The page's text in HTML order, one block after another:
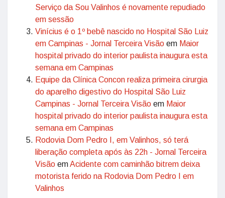
Serviço da Sou Valinhos é novamente repudiado
em sessão
Vinícius é o 1º bebê nascido no Hospital São Luiz
em Campinas - Jornal Terceira Visão em Maior
hospital privado do interior paulista inaugura esta
semana em Campinas
Equipe da Clínica Concon realiza primeira cirurgia
do aparelho digestivo do Hospital São Luiz
Campinas - Jornal Terceira Visão em Maior
hospital privado do interior paulista inaugura esta
semana em Campinas
Rodovia Dom Pedro I, em Valinhos, só terá
liberação completa após às 22h - Jornal Terceira
Visão emAcidente com caminhão bitrem deixa
motorista ferido na Rodovia Dom Pedro I em
Valinhos